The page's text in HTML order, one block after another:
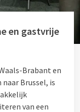
en gastvrije
Brabant en
Brussel, is
van een